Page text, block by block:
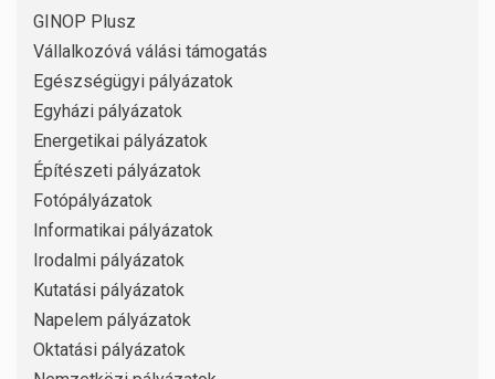
GINOP Plusz
Vállalkozóvá válási támogatás
Egészségügyi pályázatok
Egyházi pályázatok
Energetikai pályázatok
Építészeti pályázatok
Fotópályázatok
Informatikai pályázatok
Irodalmi pályázatok
Kutatási pályázatok
Napelem pályázatok
Oktatási pályázatok